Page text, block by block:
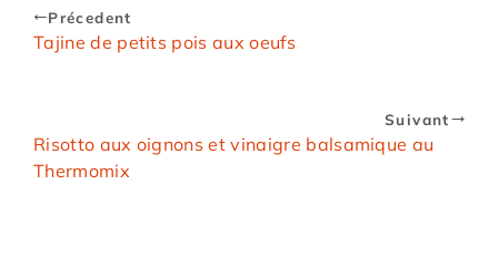
Précedent
Tajine de petits pois aux oeufs
Suivant
Risotto aux oignons et vinaigre balsamique au
Thermomix